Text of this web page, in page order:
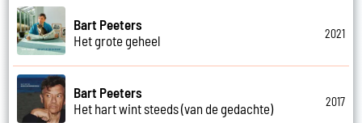
Bart Peeters
Het grote geheel
2021
Bart Peeters
Het hart wint steeds (van de gedachte)
2017